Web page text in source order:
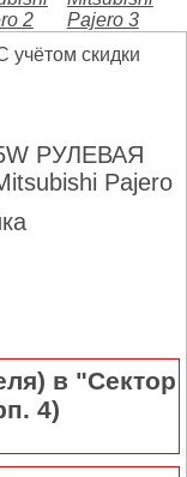
учётом скидки
РУЛЕВАЯ
Pajero
в "Сектор
4)